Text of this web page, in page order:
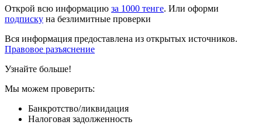
Открой всю информацию за 1000 тенге. Или оформи
подписку на безлимитные проверки
Вся информация предоставлена из открытых источников.
Правовое разъяснение
Узнайте больше!
Мы можем проверить:
Банкротство/ликвидация
Налоговая задолженность